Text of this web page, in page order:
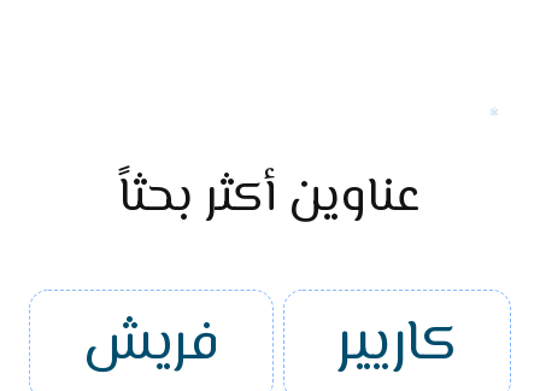
عناوين أكثر بحثاً
كاريير فريش